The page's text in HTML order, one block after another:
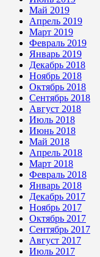
Май 2019
Апрель 2019
Март 2019
Февраль 2019
Январь 2019
Декабрь 2018
Ноябрь 2018
Октябрь 2018
Сентябрь 2018
Август 2018
Июль 2018
Июнь 2018
Май 2018
Апрель 2018
Март 2018
Февраль 2018
Январь 2018
Декабрь 2017
Ноябрь 2017
Октябрь 2017
Сентябрь 2017
Август 2017
Июль 2017